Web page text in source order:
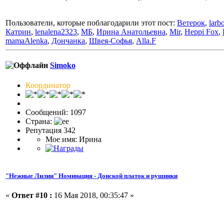
Пользователи, которые поблагодарили этот пост: Ветерок,
Катрин, lenalena2323, МБ, Ирина Анатольевна, Mir, Heppi Fox,
mamaAlenka, Дончанка, Швея-Софья, Alla.F
Simoko
Координатор
Сообщений: 1097
Страна:
Репутация 342
Мое имя: Ирина
"Нежные Лилии" Номинация - Донской платок и рушники
« Ответ #10 : 16 Мая 2018, 00:35:47 »